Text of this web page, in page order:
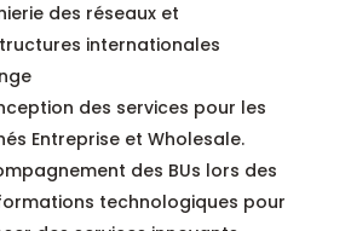
des réseaux et
internationales
des services pour les
Entreprise et Wholesale.
des BUs lors des
technologiques pour